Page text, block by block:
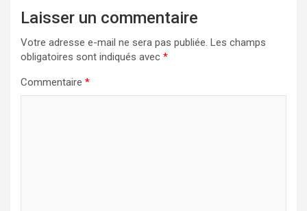
Laisser un commentaire
Votre adresse e-mail ne sera pas publiée. Les champs
obligatoires sont indiqués avec *
Commentaire *